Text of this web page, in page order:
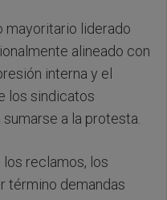
mayoritario liderado
alineado con
interna y el
los sindicatos
a la protesta.
reclamos, los
término demandas